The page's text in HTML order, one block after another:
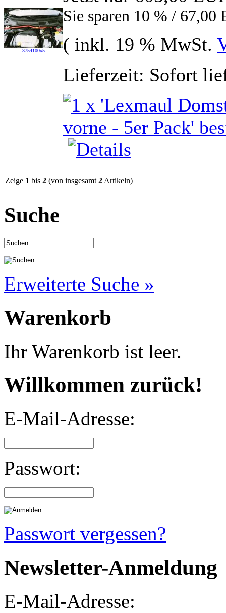
3754100x5
Sie sparen 10 % / 67,00
( inkl. 19 % MwSt.
Lieferzeit: Sofort
Zeige 1 bis 2 (von insgesamt 2 Artikeln)
Suche
Erweiterte Suche »
Warenkorb
Ihr Warenkorb ist leer.
Willkommen zurück!
E-Mail-Adresse:
Passwort:
Passwort vergessen?
Newsletter-Anmeldung
E-Mail-Adresse: